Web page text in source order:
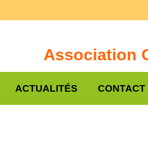
Association
ACTUALITÉS CONTACT